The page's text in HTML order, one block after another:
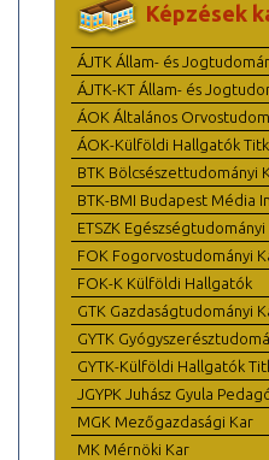
Képzések
ÁJTK Állam- és
ÁJTK-KT Állam- és
ÁOK Általános
ÁOK-Külföldi Hallgatók
BTK Bölcsészettudományi
BTK-BMI Budapest Média
ETSZK
FOK Fogorvostudományi
FOK-K Külföldi Hallgatók
GTK Gazdaságtudományi
GYTK
GYTK-Külföldi Hallgatók
JGYPK Juhász Gyula
MGK Mezőgazdasági Kar
MK Mérnöki Kar